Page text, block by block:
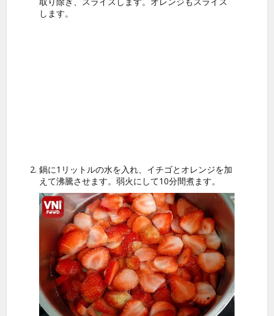
します。
鍋に1リットルの水を入れ、イチゴとオレンジを加
えて沸騰させます。弱火にして10分間煮ます。